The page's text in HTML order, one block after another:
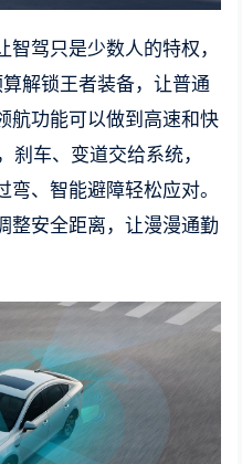
驾只是少数人的特权，
解锁王者装备，让普通
航功能可以做到高速和快
刹车、变道交给系统，
、智能避障轻松应对。
整安全距离，让漫漫通勤